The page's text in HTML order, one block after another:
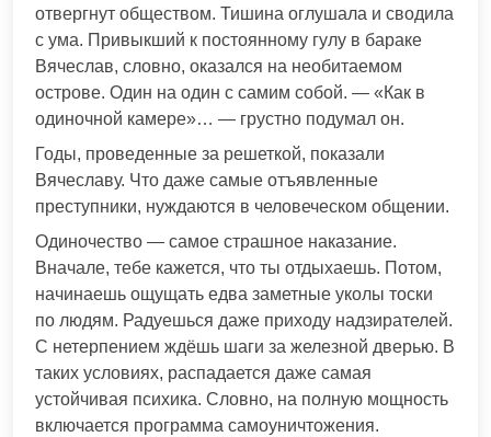
отвергнут обществом. Тишина оглушала и сводила
с ума. Привыкший к постоянному гулу в бараке
Вячеслав, словно, оказался на необитаемом
острове. Один на один с самим собой. — «Как в
одиночной камере»… — грустно подумал он.
Годы, проведенные за решеткой, показали
Вячеславу. Что даже самые отъявленные
преступники, нуждаются в человеческом общении.
Одиночество — самое страшное наказание.
Вначале, тебе кажется, что ты отдыхаешь. Потом,
начинаешь ощущать едва заметные уколы тоски
по людям. Радуешься даже приходу надзирателей.
С нетерпением ждёшь шаги за железной дверью. В
таких условиях, распадается даже самая
устойчивая психика. Словно, на полную мощность
включается программа самоуничтожения.